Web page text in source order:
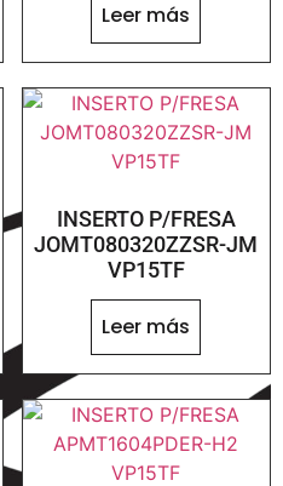
Leer más
INSERTO P/FRESA
JOMT080320ZZSR-JM
VP15TF
Leer más